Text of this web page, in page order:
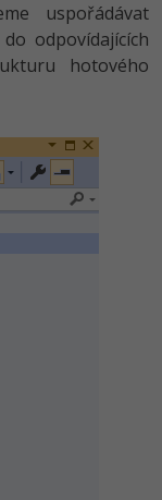
uspořádávat
odpovídajících
hotového